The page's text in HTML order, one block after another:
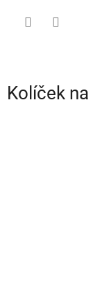
Kolíček